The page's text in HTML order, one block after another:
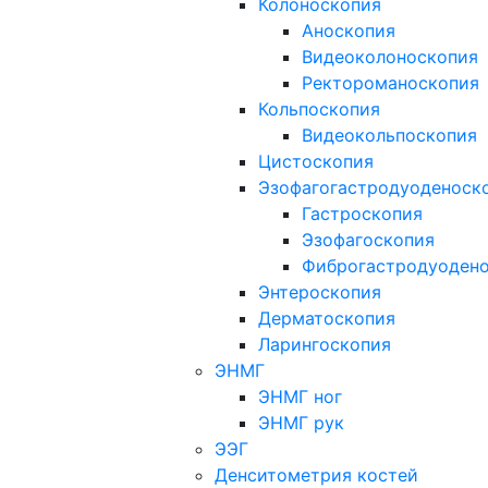
Колоноскопия
Аноскопия
Видеоколоноскопия
Ректороманоскопия
Кольпоскопия
Видеокольпоскопия
Цистоскопия
Гастроскопия
Эзофагоскопия
Энтероскопия
Дерматоскопия
Ларингоскопия
ЭНМГ
ЭНМГ ног
ЭНМГ рук
ЭЭГ
Денситометрия костей